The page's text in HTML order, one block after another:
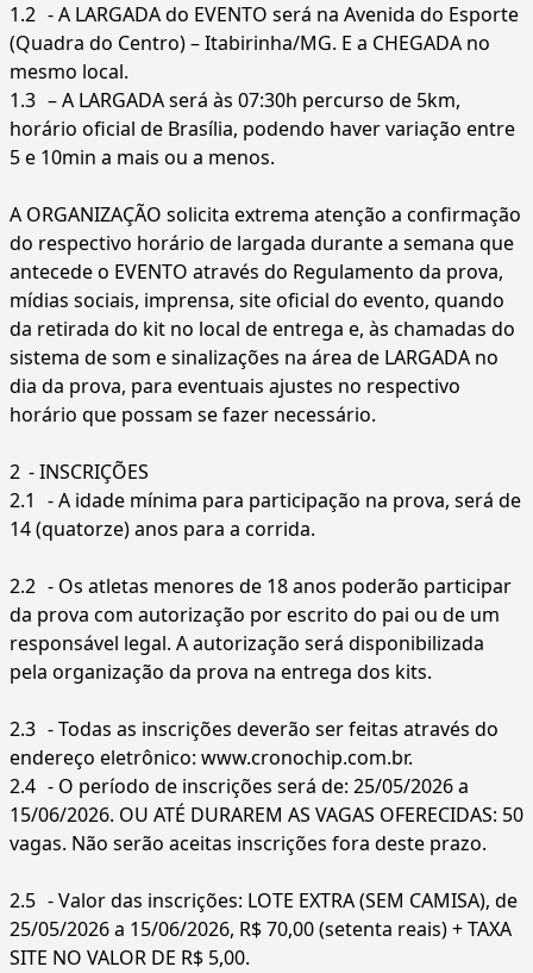
1.2 - A LARGADA do EVENTO será na Avenida do Esporte
(Quadra do Centro) – Itabirinha/MG. E a CHEGADA no
mesmo local.
1.3 – A LARGADA será às 07:30h percurso de 5km,
horário oficial de Brasília, podendo haver variação entre
5 e 10min a mais ou a menos.
A ORGANIZAÇÃO solicita extrema atenção a confirmação
do respectivo horário de largada durante a semana que
antecede o EVENTO através do Regulamento da prova,
mídias sociais, imprensa, site oficial do evento, quando
da retirada do kit no local de entrega e, às chamadas do
sistema de som e sinalizações na área de LARGADA no
dia da prova, para eventuais ajustes no respectivo
horário que possam se fazer necessário.
2 - INSCRIÇÕES
2.1 - A idade mínima para participação na prova, será de
14 (quatorze) anos para a corrida.
2.2 - Os atletas menores de 18 anos poderão participar
da prova com autorização por escrito do pai ou de um
responsável legal. A autorização será disponibilizada
pela organização da prova na entrega dos kits.
2.3 - Todas as inscrições deverão ser feitas através do
endereço eletrônico: www.cronochip.com.br.
2.4 - O período de inscrições será de: 25/05/2026 a
15/06/2026. OU ATÉ DURAREM AS VAGAS OFERECIDAS: 50
vagas. Não serão aceitas inscrições fora deste prazo.
2.5 - Valor das inscrições: LOTE EXTRA (SEM CAMISA), de
25/05/2026 a 15/06/2026, R$ 70,00 (setenta reais) + TAXA
SITE NO VALOR DE R$ 5,00.